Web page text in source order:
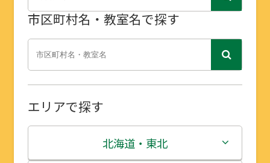
市区町村名・教室名で探す
エリアで探す
北海道・東北